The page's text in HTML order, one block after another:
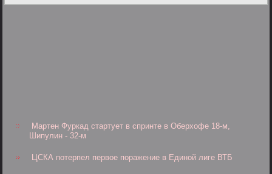
Мартен Фуркад стартует в спринте в Оберхофе 18-м,
Шипулин - 32-м
ЦСКА потерпел первое поражение в Единой лиге ВТБ